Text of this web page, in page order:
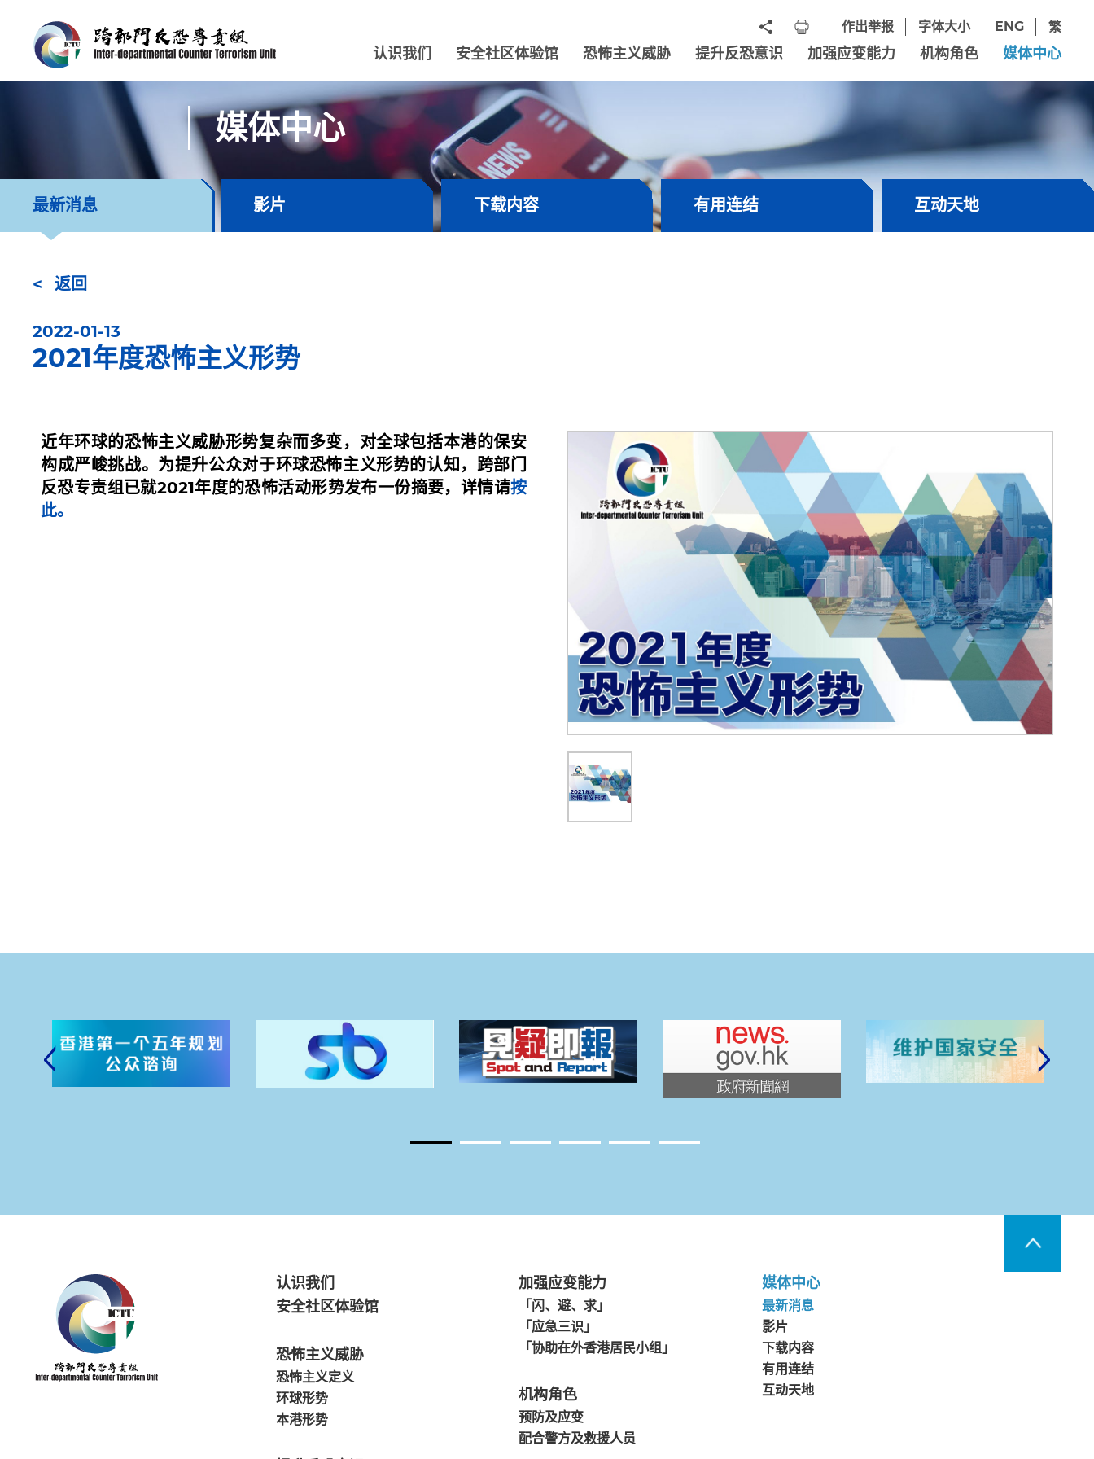
作出举报 字体大小 ENG 繁
认识我们 安全社区体验馆 恐怖主义威胁 提升反恐意识 加强应变能力 机构角色 媒体中心
媒体中心
最新消息 影片 下载内容 有用连结 互动天地
返回
2022-01-13
2021年度恐怖主义形势
近年环球的恐怖主义威胁形势复杂而多变，对全球包括本港的保安
构成严峻挑战。为提升公众对于环球恐怖主义形势的认知，跨部门
反恐专责组已就2021年度的恐怖活动形势发布一份摘要，详情请按
此。
认识我们
安全社区体验馆
恐怖主义威胁
恐怖主义定义
环球形势
本港形势
加强应变能力
「闪、避、求」
「应急三识」
「协助在外香港居民小组」
机构角色
预防及应变
配合警方及救援人员
媒体中心
最新消息
影片
下载内容
有用连结
互动天地